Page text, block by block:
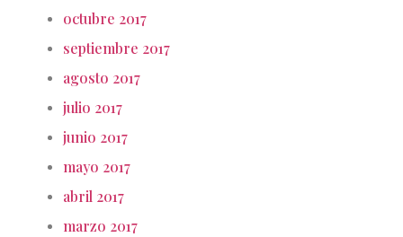
octubre 2017
septiembre 2017
agosto 2017
julio 2017
junio 2017
mayo 2017
abril 2017
marzo 2017